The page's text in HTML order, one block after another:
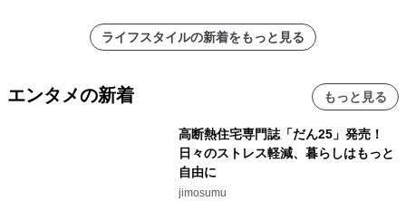
ライフスタイルの新着をもっと見る
エンタメの新着 もっと見る
高断熱住宅専門誌「だん25」発売！
日々のストレス軽減、暮らしはもっと
自由に
jimosumu